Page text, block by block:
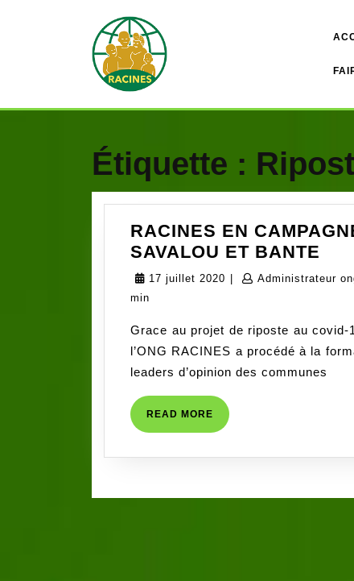
Étiquette :
RACINES EN
SAVALOU ET BANTE
EN
LE
19
17 juillet 2020 17
Administrateur
min
Grace au projet de riposte au covid-
l’ONG RACINES a procédé à la
leaders d’opinion des communes
READ MORE READ
MORE